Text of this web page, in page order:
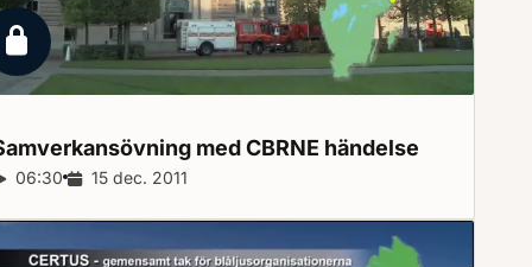
Låst reportage
med CBRNE händelse
Reportagelängd:
06:30 Releasedatum:
15 dec. 2011